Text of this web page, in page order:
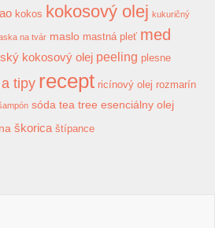
kokos kokosový olej kukuričný
na tvár maslo mastná pleť med
kokosový olej peeling plesne
tipy recept ricínový olej rozmarín
sóda tea tree esenciálny olej
škorica štípance